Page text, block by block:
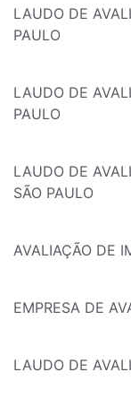
LAUDO DE
PAULO
LAUDO DE
PAULO
LAUDO DE
SÃO PAULO
AVALIAÇÃO DE
EMPRESA DE
LAUDO DE